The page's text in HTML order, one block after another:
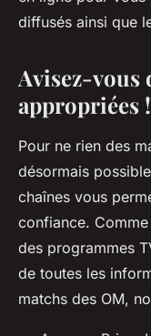
diffusés ainsi que
Avisez-vous
appropriées !
Pour ne rien des
désormais
chaînes vous
confiance.
des programmes
de toutes les
matchs des OM,